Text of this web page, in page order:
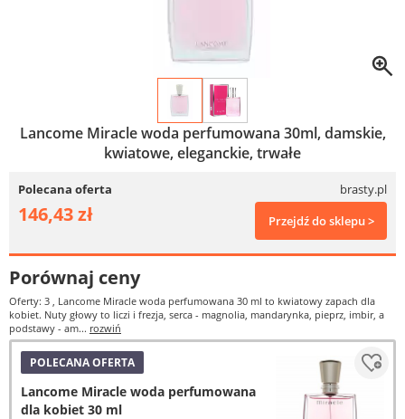
Lancome Miracle woda perfumowana 30ml, damskie,
kwiatowe, eleganckie, trwałe
Polecana oferta brasty.pl
146,43 zł Przejdź do sklepu >
Porównaj ceny
Oferty: 3 , Lancome Miracle woda perfumowana 30 ml to kwiatowy zapach dla
kobiet. Nuty głowy to liczi i frezja, serca - magnolia, mandarynka, pieprz, imbir, a
podstawy - am... rozwiń
POLECANA OFERTA
Lancome Miracle woda perfumowana
dla kobiet 30 ml